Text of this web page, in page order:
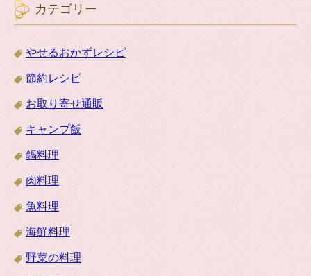
カテゴリー
やせるおかずレシピ
節約レシピ
お取り寄せ通販
キャンプ飯
鍋料理
肉料理
魚料理
海鮮料理
野菜の料理